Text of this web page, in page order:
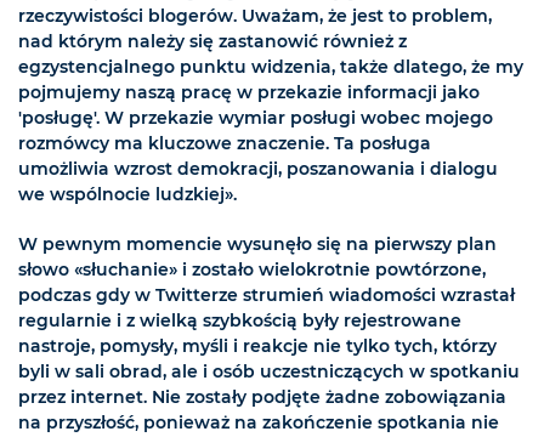
rzeczywistości blogerów. Uważam, że jest to problem,
nad którym należy się zastanowić również z
egzystencjalnego punktu widzenia, także dlatego, że my
pojmujemy naszą pracę w przekazie informacji jako
'posługę'. W przekazie wymiar posługi wobec mojego
rozmówcy ma kluczowe znaczenie. Ta posługa
umożliwia wzrost demokracji, poszanowania i dialogu
we wspólnocie ludzkiej».
W pewnym momencie wysunęło się na pierwszy plan
słowo «słuchanie» i zostało wielokrotnie powtórzone,
podczas gdy w Twitterze strumień wiadomości wzrastał
regularnie i z wielką szybkością były rejestrowane
nastroje, pomysły, myśli i reakcje nie tylko tych, którzy
byli w sali obrad, ale i osób uczestniczących w spotkaniu
przez internet. Nie zostały podjęte żadne zobowiązania
na przyszłość, ponieważ na zakończenie spotkania nie